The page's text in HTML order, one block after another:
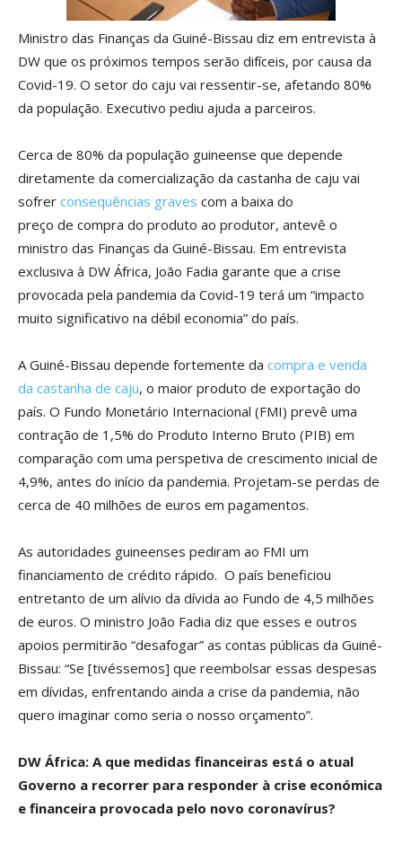
Ministro das Finanças da Guiné-Bissau diz em entrevista à
DW que os próximos tempos serão difíceis, por causa da
Covid-19. O setor do caju vai ressentir-se, afetando 80%
da população. Executivo pediu ajuda a parceiros.
Cerca de 80% da população guineense que depende
diretamente da comercialização da castanha de caju vai
sofrer consequências graves com a baixa do
preço de compra do produto ao produtor, antevê o
ministro das Finanças da Guiné-Bissau. Em entrevista
exclusiva à DW África, João Fadia garante que a crise
provocada pela pandemia da Covid-19 terá um “impacto
muito significativo na débil economia” do país.
A Guiné-Bissau depende fortemente da compra e venda
da castanha de caju, o maior produto de exportação do
país. O Fundo Monetário Internacional (FMI) prevê uma
contração de 1,5% do Produto Interno Bruto (PIB) em
comparação com uma perspetiva de crescimento inicial de
4,9%, antes do início da pandemia. Projetam-se perdas de
cerca de 40 milhões de euros em pagamentos.
As autoridades guineenses pediram ao FMI um
financiamento de crédito rápido. O país beneficiou
entretanto de um alívio da dívida ao Fundo de 4,5 milhões
de euros. O ministro João Fadia diz que esses e outros
apoios permitirão “desafogar” as contas públicas da Guiné-
Bissau: “Se [tivéssemos] que reembolsar essas despesas
em dívidas, enfrentando ainda a crise da pandemia, não
quero imaginar como seria o nosso orçamento”.
DW África: A que medidas financeiras está o atual
Governo a recorrer para responder à crise económica
e financeira provocada pelo novo coronavírus?